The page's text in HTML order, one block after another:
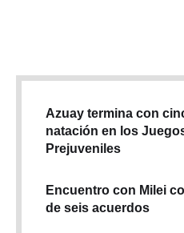
Azuay termina con
natación en los
Prejuveniles
Encuentro con Milei
de seis acuerdos